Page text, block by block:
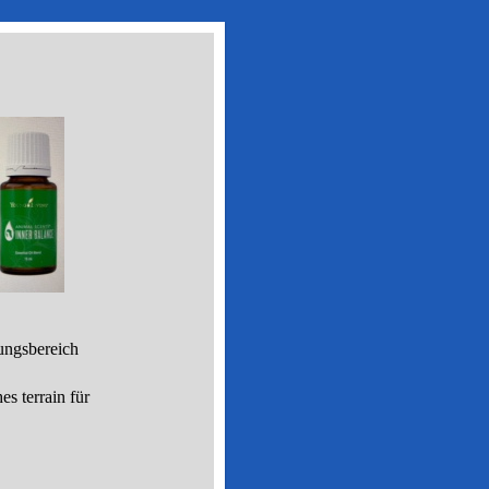
terrain für